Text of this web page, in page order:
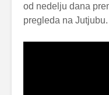
od nedelju dana
pregleda na Jutjubu.